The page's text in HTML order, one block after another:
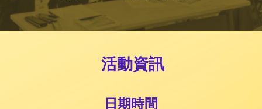
活動資訊
日期時間